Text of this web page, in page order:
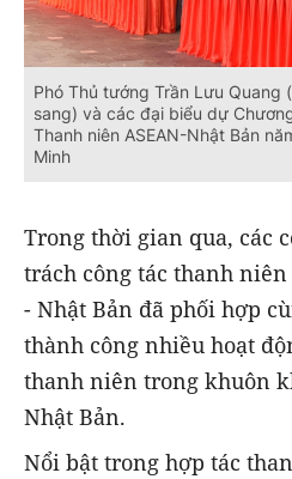
Phó Thủ tướng Trần Lưu
sang) và các đại biểu dự
Thanh niên ASEAN-Nhật Bản
Minh
Trong thời gian qua, các
trách công tác thanh niên
- Nhật Bản đã phối hợp
thành công nhiều hoạt
thanh niên trong khuôn
Nhật Bản.
Nổi bật trong hợp tác